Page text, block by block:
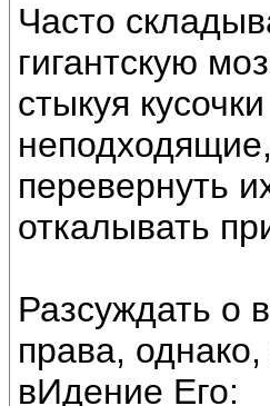
Часто
гигантскую
стыкуя
перевернуть
откалывать
Разсуждать о
права,
вИдение Его: